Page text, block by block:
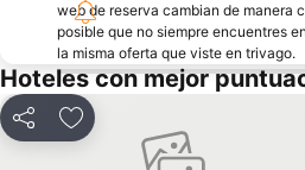
web de reserva cambian de manera
posible que no siempre encuentres
la misma oferta que viste en trivago.
Hoteles con mejor
CompartirAgregar a favoritos